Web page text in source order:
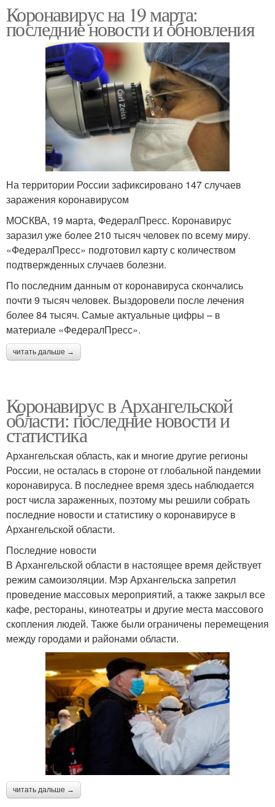
Коронавирус на 19 марта:
последние новости и обновления
На территории России зафиксировано 147 случаев
заражения коронавирусом
МОСКВА, 19 марта, ФедералПресс. Коронавирус
заразил уже более 210 тысяч человек по всему миру.
«ФедералПресс» подготовил карту с количеством
подтвержденных случаев болезни.
По последним данным от коронавируса скончались
почти 9 тысяч человек. Выздоровели после лечения
более 84 тысяч. Самые актуальные цифры – в
материале «ФедералПресс».
читать дальше →
Коронавирус в Архангельской
области: последние новости и
статистика
Архангельская область, как и многие другие регионы
России, не осталась в стороне от глобальной пандемии
коронавируса. В последнее время здесь наблюдается
рост числа зараженных, поэтому мы решили собрать
последние новости и статистику о коронавирусе в
Архангельской области.
Последние новости
В Архангельской области в настоящее время действует
режим самоизоляции. Мэр Архангельска запретил
проведение массовых мероприятий, а также закрыл все
кафе, рестораны, кинотеатры и другие места массового
скопления людей. Также были ограничены перемещения
между городами и районами области.
читать дальше →